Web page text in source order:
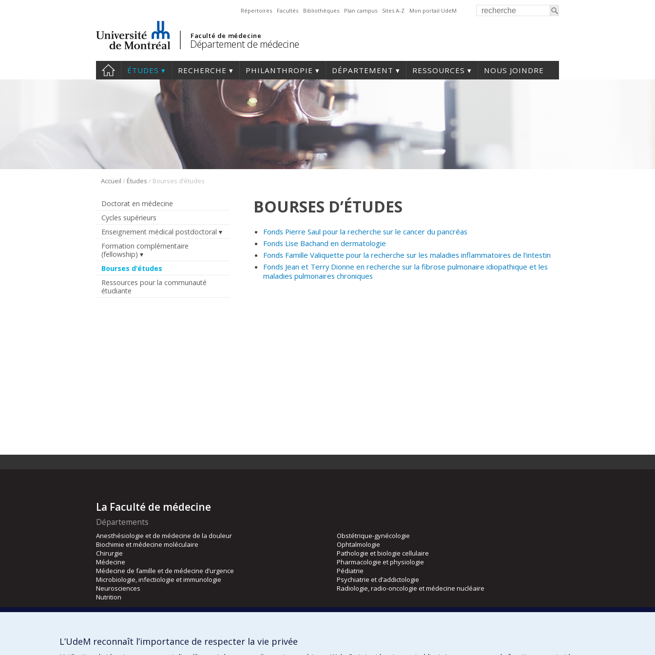
Répertoires Facultés Bibliothèques Plan campus Sites A-Z Mon portail UdeM
Faculté de médecine
Département de médecine
ÉTUDES RECHERCHE PHILANTHROPIE DÉPARTEMENT RESSOURCES NOUS JOINDRE
Accueil / Études / Bourses d’études
Doctorat en médecine
Cycles supérieurs
Enseignement médical postdoctoral
Formation complémentaire
(fellowship)
Bourses d’études
Ressources pour la communauté
étudiante
BOURSES D’ÉTUDES
Fonds Pierre Saul pour la recherche sur le cancer du pancréas
Fonds Lise Bachand en dermatologie
Fonds Famille Valiquette pour la recherche sur les maladies inflammatoires de l’intestin
Fonds Jean et Terry Dionne en recherche sur la fibrose pulmonaire idiopathique et les
maladies pulmonaires chroniques
La Faculté de médecine
Départements
Anesthésiologie et de médecine de la douleur
Biochimie et médecine moléculaire
Chirurgie
Médecine
Médecine de famille et de médecine d’urgence
Microbiologie, infectiologie et immunologie
Neurosciences
Nutrition
Obstétrique-gynécologie
Ophtalmologie
Pathologie et biologie cellulaire
Pharmacologie et physiologie
Pédiatrie
Psychiatrie et d’addictologie
Radiologie, radio-oncologie et médecine nucléaire
Orthophonie et audiologie
L’UdeM reconnaît l’importance de respecter la vie privée